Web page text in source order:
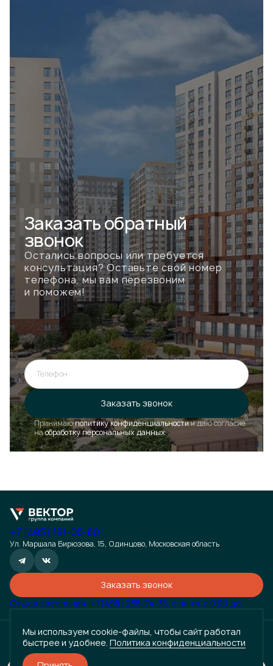
Заказатьобратный
звонок
Остались вопросы или требуется
консультация? Оставьте свой номер
телефона, мы вам перезвоним
и поможем!
Телефон
Заказать звонок
Принимаюполитику конфиденциальностии даю согласие
наобработку персональных данных
Ошибка при отправке!
Форма появится через
Закрыть
+7 (495) 181-05-60
Ул. Маршала Бирюзова, 15, Одинцово, Московская область
Заказать звонок
Отдел заселения: +7(495) 255-74-35, с пн-пт с 9.00 до
является публичной офертой, определяемой положениями статьи 435 Гражданского кодекса
Российской Федерации. Точные условия сотрудничества (цены, характеристики, сроки и т.д.)
уточняются индивидуально. Для получения подробной информации и заключения договора обращайтесь к
менеджерам компании по контактным данным, указанным на сайте. Просим вас учесть, что данная
информация может быть изменена без предварительного уведомления.
Мы используем cookie-файлы, чтобы сайт работал
быстрее и удобнее. Политика конфиденциальности